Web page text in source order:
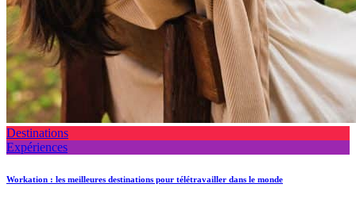
Destinations
Expériences
Workation : les meilleures destinations pour télétravailler dans le monde